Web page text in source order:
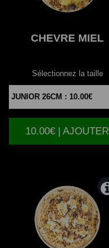
CHEVRE MIEL
Sélectionnez la taille
10.00€ | AJOUTER